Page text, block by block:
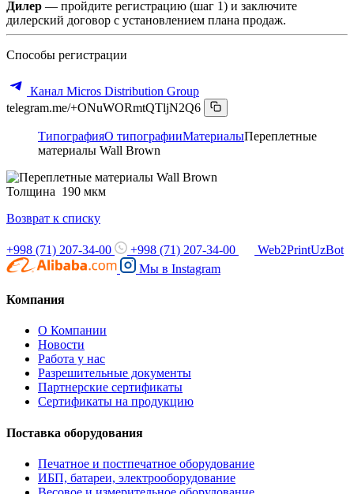
Дилер — пройдите регистрацию (шаг 1) и заключите
дилерский договор с установлением плана продаж.
Способы регистрации
Канал Micros Distribution Group
telegram.me/+ONuWORmtQTljN2Q6
ТипографияО типографииМатериалыПереплетные
материалы Wall Brown
Толщина 190 мкм
Возврат к списку
+998 (71) 207-34-00 +998 (71) 207-34-00
Web2PrintUzBot
Мы в Instagram
Компания
О Компании
Новости
Работа у нас
Разрешительные документы
Партнерские сертификаты
Сертификаты на продукцию
Поставка оборудования
Печатное и постпечатное оборудование
ИБП, батареи, электрооборудование